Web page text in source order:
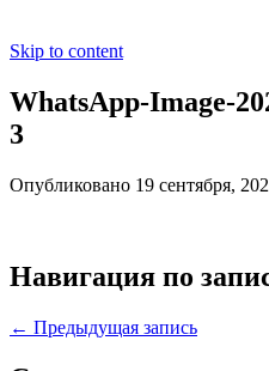
Skip to content
WhatsApp-Image-
3
Опубликовано 19 сентября,
Навигация по
← Предыдущая запись